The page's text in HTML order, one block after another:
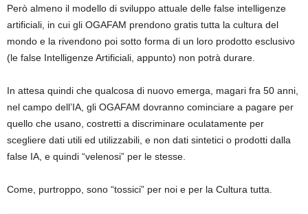
Però almeno il modello di sviluppo attuale delle false intelligenze
artificiali, in cui gli OGAFAM prendono gratis tutta la cultura del
mondo e la rivendono poi sotto forma di un loro prodotto esclusivo
(le false Intelligenze Artificiali, appunto) non potrà durare.
In attesa quindi che qualcosa di nuovo emerga, magari fra 50 anni,
nel campo dell’IA, gli OGAFAM dovranno cominciare a pagare per
quello che usano, costretti a discriminare oculatamente per
scegliere dati utili ed utilizzabili, e non dati sintetici o prodotti dalla
false IA, e quindi “velenosi” per le stesse.
Come, purtroppo, sono “tossici” per noi e per la Cultura tutta.